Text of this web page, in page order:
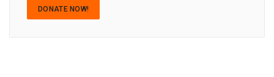
DONATE NOW!